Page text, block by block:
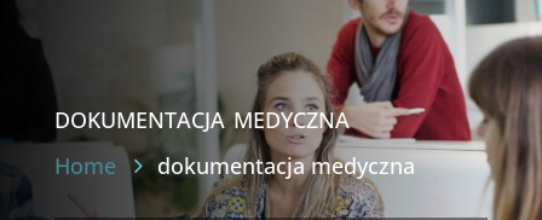
dokumentacja medyczna
Home dokumentacja medyczna